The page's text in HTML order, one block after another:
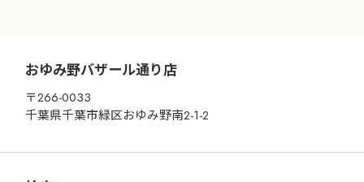
おゆみ野バザール通り店
〒266-0033
千葉県千葉市緑区おゆみ野南2-1-2